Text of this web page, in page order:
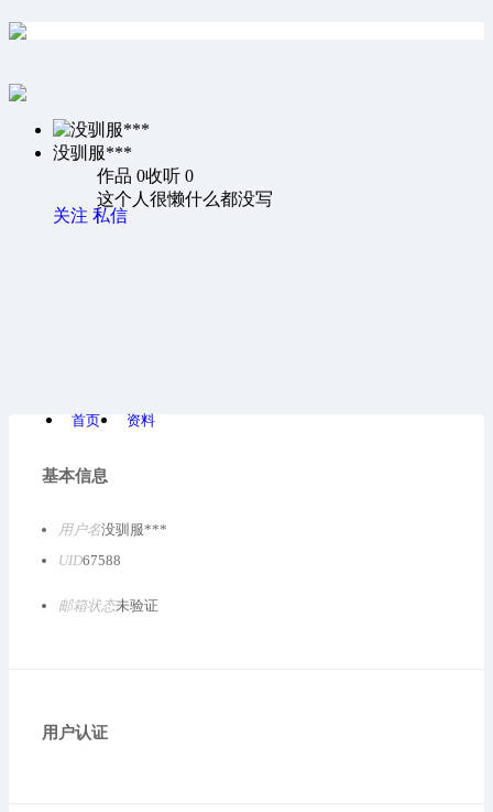
没驯服***
作品 0收听 0
这个人很懒什么都没写
关注 私信
首页 资料
基本信息
用户名没驯服***
UID67588
邮箱状态未验证
用户认证